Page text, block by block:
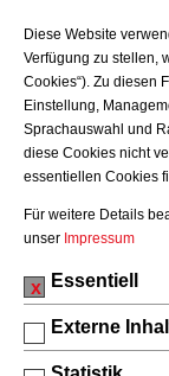
Ich habe
Zur
Diese Website
Verfügung zu stellen,
Cookies“). Zu diesen
Einstellung,
Sprachauswahl und
diese Cookies nicht
essentiellen Cookies
Für weitere Details
unser Impressum
Essentiell
Externe